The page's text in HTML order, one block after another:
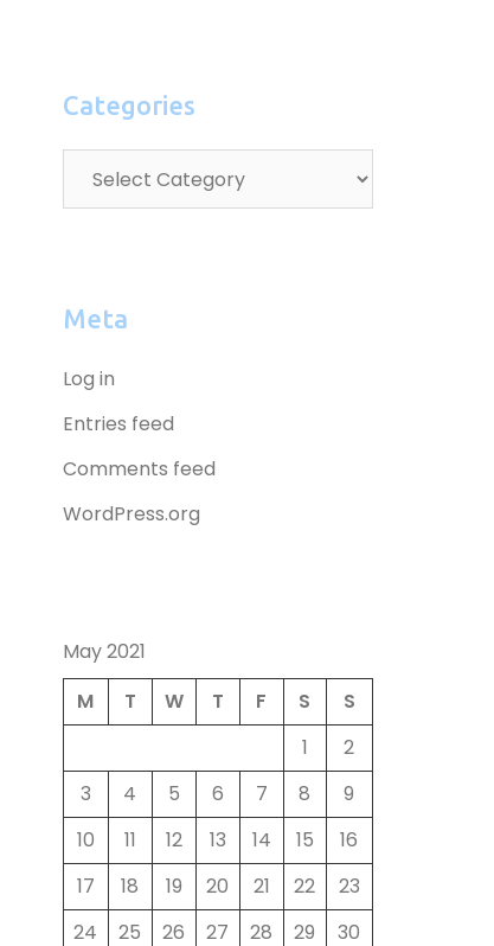
Categories
Meta
Log in
Entries feed
Comments feed
WordPress.org
May 2021
M
T W T F S
S
1
2
3
4 5 6 7 8
9
10
11 12 13 14 15
16
17
18 19 20 21 22
23
24
25 26 27 28 29
30